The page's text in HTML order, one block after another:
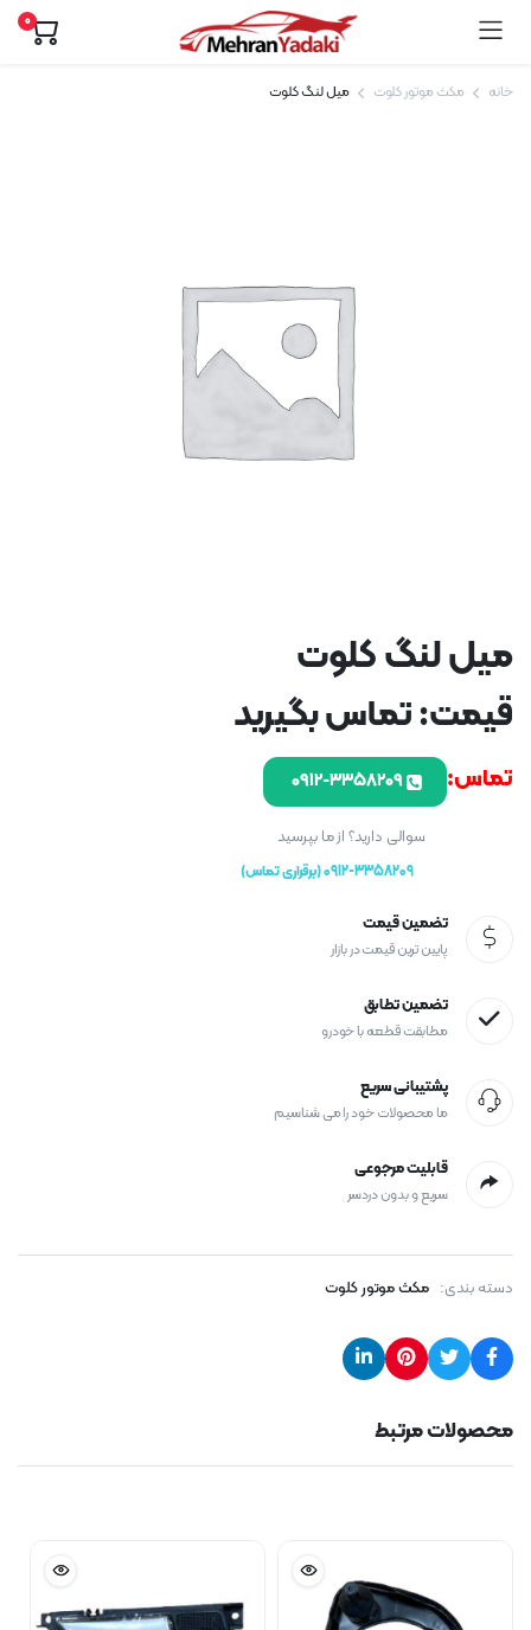
0
خانه مکث موتور کلوت میل لنگ کلوت
میل لنگ کلوت
قیمت: تماس بگیرید
تماس: ۰۹۱۲-۳۳۵۸۲۰۹
سوالی دارید؟ از ما بپرسید
0912-3358209 (برقراری تماس)
تضمین قیمت
پایین ترین قیمت در بازار
تضمین تطابق
مطابقت قطعه با خودرو
پشتیبانی سریع
ما محصولات خود را می شناسیم
قابلیت مرجوعی
سریع و بدون دردسر
دسته بندی: مکث موتور کلوت
محصولات مرتبط